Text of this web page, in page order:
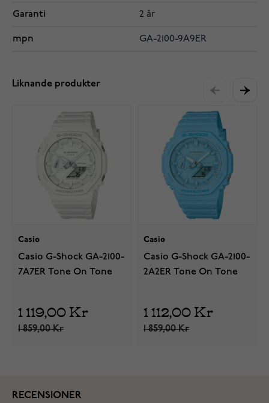
Garanti 2 år
mpn GA-2100-9A9ER
Liknande produkter
Casio
Casio G-Shock GA-2100-
7A7ER Tone On Tone
1 119,00 Kr
1 859,00 Kr
Casio
Casio G-Shock GA-2100-
2A2ER Tone On Tone
1 112,00 Kr
1 859,00 Kr
RECENSIONER